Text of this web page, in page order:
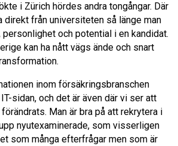
i Zürich hördes andra tongångar. Där
direkt från universiteten så länge man
och potential i en kandidat.
kan ha nått vägs ände och snart
inom försäkringsbranschen
sidan, och det är även där vi ser att
Man är bra på att rekrytera i
nyutexaminerade, som visserligen
som många efterfrågar men som är